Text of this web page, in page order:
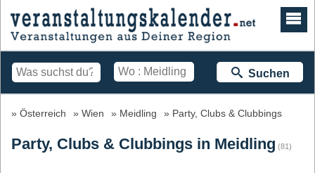
Suchen
Österreich Wien Meidling Party, Clubs & Clubbings
Party, Clubs & Clubbings in Meidling (81)